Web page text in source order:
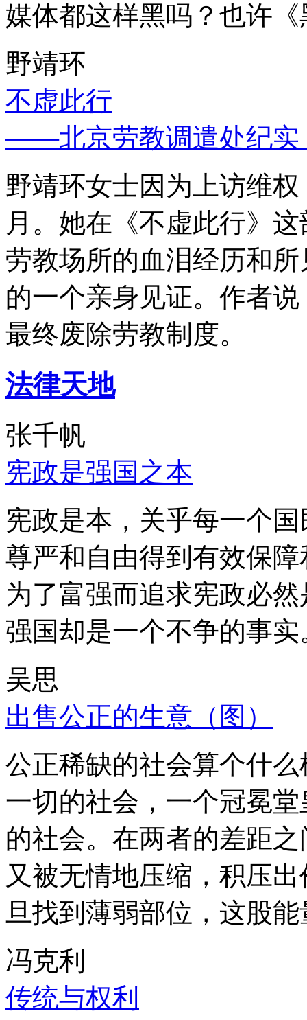
媒体都这样黑吗？也许
野靖环
不虚此行
——北京劳教调遣处纪实
野靖环女士因为上访维
月。她在《不虚此行》
劳教场所的血泪经历和
的一个亲身见证。作者
最终废除劳教制度。
法律天地
张千帆
宪政是强国之本
宪政是本，关乎每一个
尊严和自由得到有效保
为了富强而追求宪政必
强国却是一个不争的事实
吴思
出售公正的生意（图）
公正稀缺的社会算个什
一切的社会，一个冠冕
的社会。在两者的差距
又被无情地压缩，积压
旦找到薄弱部位，这股
冯克利
传统与权利